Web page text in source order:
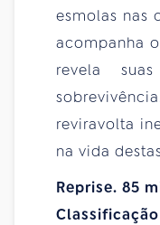
esmolas nas
acompanha
revela
reviravolta
na vida
Reprise. 85